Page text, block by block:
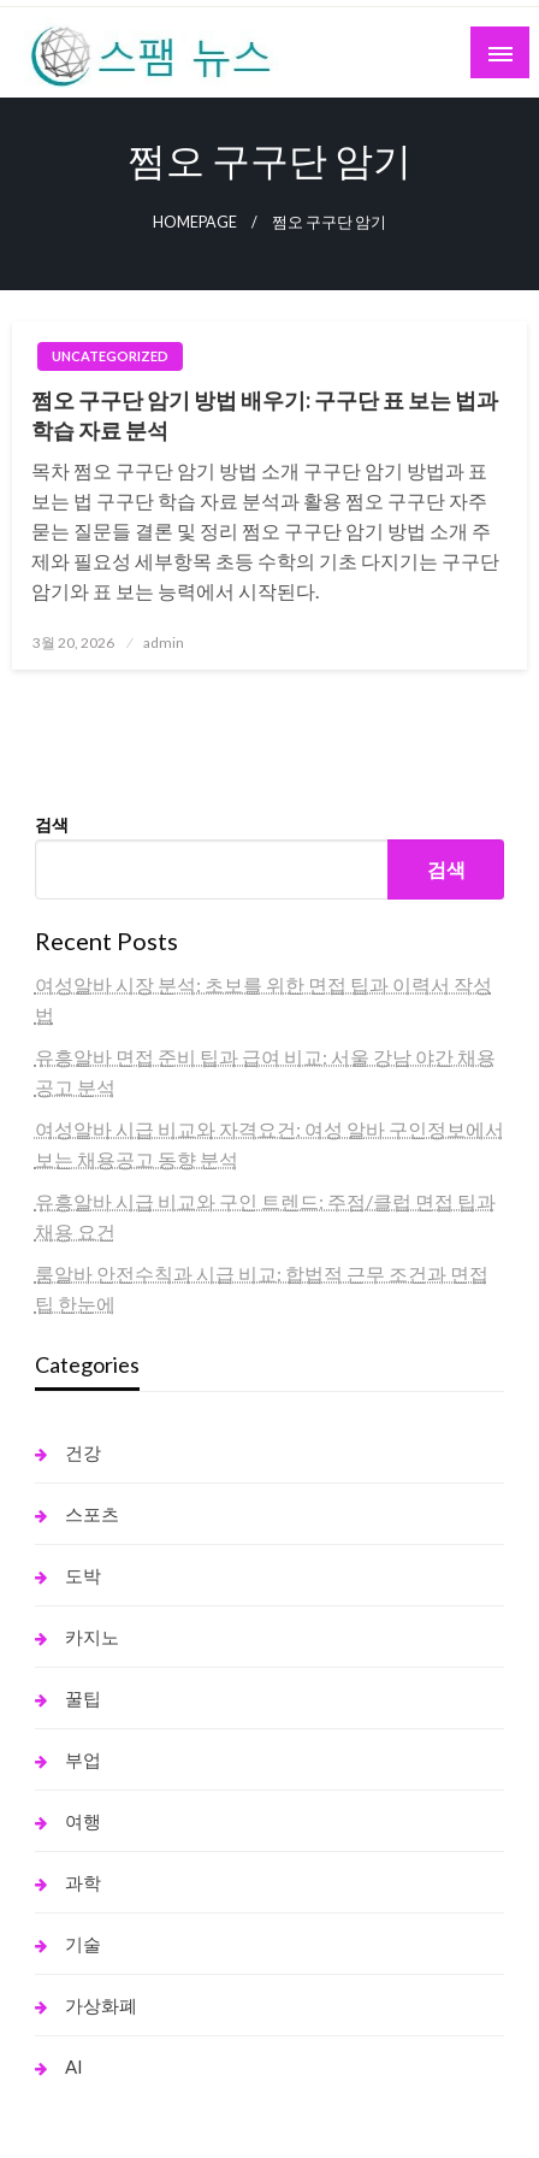
Skip
content
쩜오 구구단 암기
HOMEPAGE 쩜오 구구단 암기
UNCATEGORIZED
쩜오 구구단 암기 방법 배우기: 구구단 표 보는 법과
학습 자료 분석
목차 쩜오 구구단 암기 방법 소개 구구단 암기 방법과 표
보는 법 구구단 학습 자료 분석과 활용 쩜오 구구단 자주
묻는 질문들 결론 및 정리 쩜오 구구단 암기 방법 소개 주
제와 필요성 세부항목 초등 수학의 기초 다지기는 구구단
암기와 표 보는 능력에서 시작된다.
Posted
3월 20, 2026 admin
검색
검색
Recent Posts
여성알바 시장 분석: 초보를 위한 면접 팁과 이력서 작성
법
유흥알바 면접 준비 팁과 급여 비교: 서울 강남 야간 채용
공고 분석
여성알바 시급 비교와 자격요건: 여성 알바 구인정보에서
보는 채용공고 동향 분석
유흥알바 시급 비교와 구인 트렌드: 주점/클럽 면접 팁과
채용 요건
룸알바 안전수칙과 시급 비교: 합법적 근무 조건과 면접
팁 한눈에
Categories
건강
스포츠
도박
카지노
꿀팁
부업
여행
과학
기술
가상화폐
AI